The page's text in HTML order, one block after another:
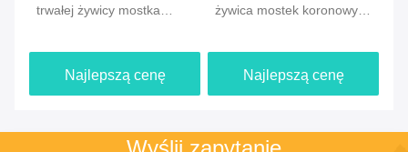
trwałej żywicy mostka
przyjemnego
doświadczenia
Najlepszą cenę
żywica mostek koronowy
Najlepszą cenę